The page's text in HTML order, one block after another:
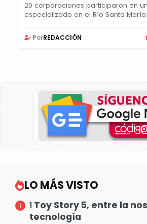
20 corporaciones participaron en
especializado en el Río Santa
PorREDACCIÓN
LO MÁS VISTO
1 Toy Story 5, entre la
tecnología